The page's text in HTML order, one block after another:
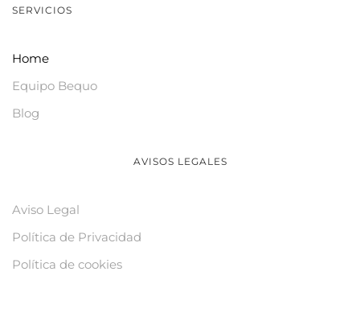
SERVICIOS
Home
Equipo Bequo
Blog
AVISOS LEGALES
Aviso Legal
Política de Privacidad
Política de cookies